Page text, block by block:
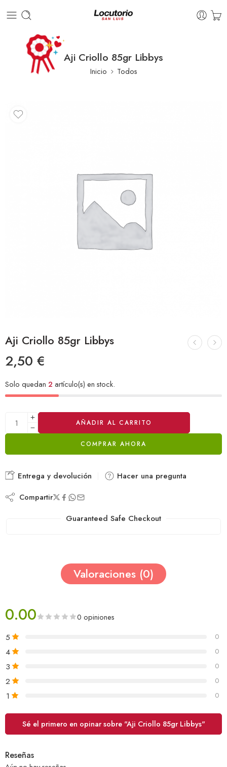
Aji Criollo 85gr Libbys
Inicio Todos
Aji Criollo 85gr Libbys
2,50 €
Solo quedan 2 artículo(s) en stock.
AÑADIR AL CARRITO
COMPRAR AHORA
Alternative:
Entrega y devolución Hacer una pregunta
Compartir
Guaranteed Safe Checkout
Valoraciones (0)
0.00 0 opiniones
5 0
4 0
3 0
2 0
1 0
Sé el primero en opinar sobre "Aji Criollo 85gr Libbys"
Reseñas